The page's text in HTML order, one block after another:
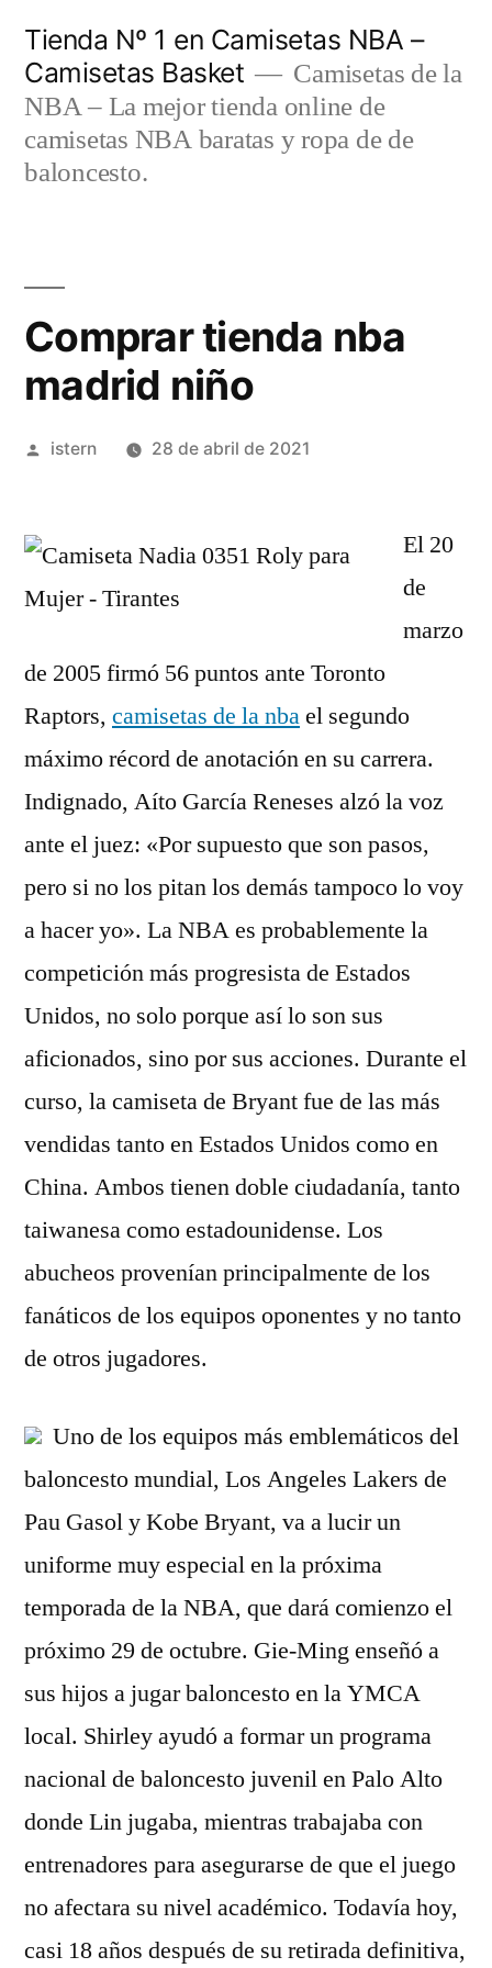
contenido
Tienda Nº 1 en Camisetas NBA –
Camisetas Basket
Camisetas de la
NBA – La mejor tienda online de
camisetas NBA baratas y ropa de de
baloncesto.
Comprar tienda nba
madrid niño
Publicado
istern 28 de abril de 2021
El 20
de
marzo
de 2005 firmó 56 puntos ante Toronto
Raptors, camisetas de la nbael segundo
máximo récord de anotación en su carrera.
Indignado, Aíto García Reneses alzó la voz
ante el juez: «Por supuesto que son pasos,
pero si no los pitan los demás tampoco lo voy
a hacer yo». La NBA es probablemente la
competición más progresista de Estados
Unidos, no solo porque así lo son sus
aficionados, sino por sus acciones. Durante el
curso, la camiseta de Bryant fue de las más
vendidas tanto en Estados Unidos como en
China. Ambos tienen doble ciudadanía, tanto
taiwanesa como estadounidense. Los
abucheos provenían principalmente de los
fanáticos de los equipos oponentes y no tanto
de otros jugadores.
Uno de los equipos más emblemáticos del
baloncesto mundial, Los Angeles Lakers de
Pau Gasol y Kobe Bryant, va a lucir un
uniforme muy especial en la próxima
temporada de la NBA, que dará comienzo el
próximo 29 de octubre. Gie-Ming enseñó a
sus hijos a jugar baloncesto en la YMCA
local. Shirley ayudó a formar un programa
nacional de baloncesto juvenil en Palo Alto
donde Lin jugaba, mientras trabajaba con
entrenadores para asegurarse de que el juego
no afectara su nivel académico. Todavía hoy,
casi 18 años después de su retirada definitiva,